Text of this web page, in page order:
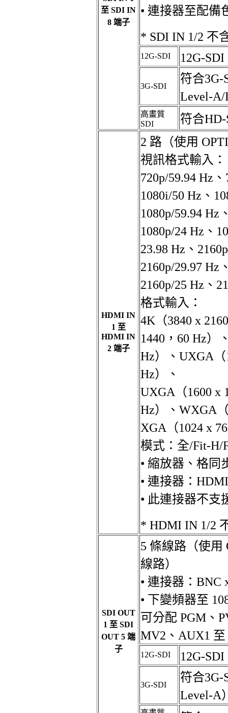
至 SDI IN
8 端子
• 連接器至配備
* SDI IN 1/2 不
12G-SDI 12G-
3G-SDI
符合3G-
Level-A/
高畫質
SDI
符合
HDMI IN
1 至
HDMI IN
2 端子
2 路（使用
視訊格式輸入：
720p/59.94 Hz
1080i/50 Hz、
1080p/59.94 Hz
1080p/24 Hz、
23.98 Hz、
2160p/29.97 Hz
2160p/25 Hz、
格式輸入：
4K（3840 x
1440，60 Hz）
Hz）、UXGA（
Hz）、
UXGA（1600 x
Hz）、WXGA
XGA（1024 x
模式：全/Fit-H/
• 縮放器、格同
• 連接器：
• 此連接器不支
* HDMI IN 1/2
SDI OUT
1 至 SDI
OUT 5 端
子
5 條線路（使用
線路）
• 連接器：BNC
• 下變頻器至
可分配 PGM、
MV2、AUX1
12G-SDI 12G-
3G-SDI
符合3G-
Level-A